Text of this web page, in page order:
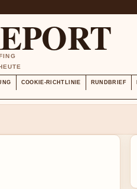
COOKIE-RICHTLINIE RUNDBRIEF